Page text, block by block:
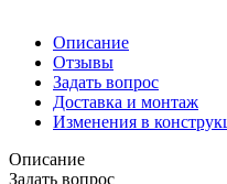
Описание
Отзывы
Задать вопрос
Доставка и монтаж
Изменения в
Описание
Задать вопрос